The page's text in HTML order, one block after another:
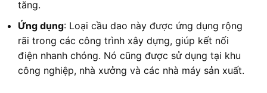
tăng.
Ứng dụng: Loại cầu dao này được ứng dụng rộng
rãi trong các công trình xây dựng, giúp kết nối
điện nhanh chóng. Nó cũng được sử dụng tại khu
công nghiệp, nhà xưởng và các nhà máy sản xuất.